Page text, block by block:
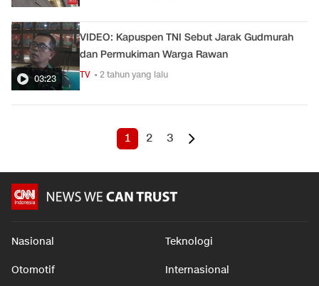
03:23
VIDEO: Kapuspen TNI Sebut Jarak Gudmurah
dan Permukiman Warga Rawan
TV • 2 tahun yang lalu
1 2 3
Nasional Teknologi
Otomotif Internasional